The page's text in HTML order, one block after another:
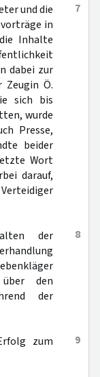
7
und die
in
Inhalte
dabei zur
Zeugin Ö.
sich bis
wurde
Presse,
beider
Wort
darauf,
8
der
den
der
9
zum